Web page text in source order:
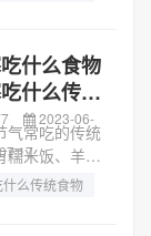
赛龙舟习俗，
分是划旱龙舟
的形式。关于
的起源，有...
个节日的风俗
什么食物
什么传统
气常吃的传统
糯米饭、羊肉
八粥、菜饭、
2023-06-
么传统食物